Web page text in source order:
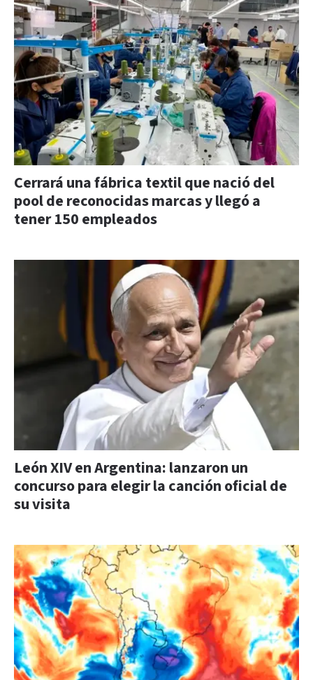
Cerrará una fábrica textil que nació del
pool de reconocidas marcas y llegó a
tener 150 empleados
León XIV en Argentina: lanzaron un
concurso para elegir la canción oficial de
su visita